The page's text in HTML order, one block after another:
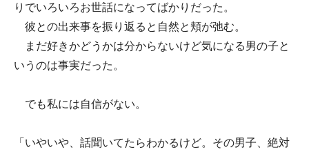
りでいろいろお世話になってばかりだった。
彼との出来事を振り返ると自然と頬が弛む。
まだ好きかどうかは分からないけど気になる男の子と
いうのは事実だった。
でも私には自信がない。
「いやいや、話聞いてたらわかるけど。その男子、絶対